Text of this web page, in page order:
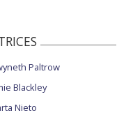
Paltrow
Blackley
Nieto